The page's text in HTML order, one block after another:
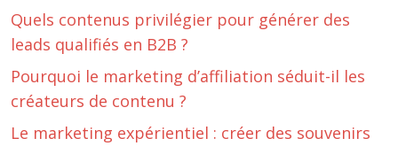
Quels contenus privilégier pour générer des
leads qualifiés en B2B ?
Pourquoi le marketing d’affiliation séduit-il les
créateurs de contenu ?
Le marketing expérientiel : créer des souvenirs